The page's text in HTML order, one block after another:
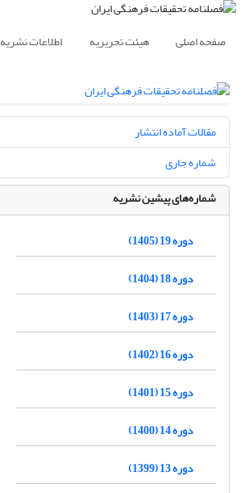
صفحه اصلی هیئت تحریریه اطلاعات نشریه
مقالات آماده انتشار
شماره جاری
شماره‌های پیشین نشریه
دوره 19 (1405)
دوره 18 (1404)
دوره 17 (1403)
دوره 16 (1402)
دوره 15 (1401)
دوره 14 (1400)
دوره 13 (1399)